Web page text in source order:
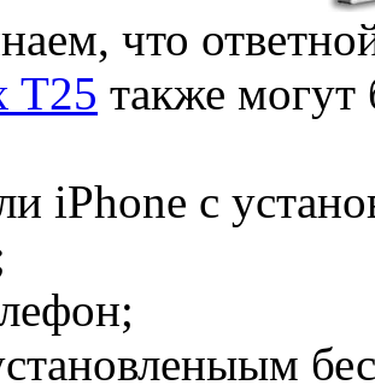
что
T25 также могут
iPhone с